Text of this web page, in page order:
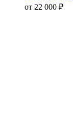
от 22 000 ₽